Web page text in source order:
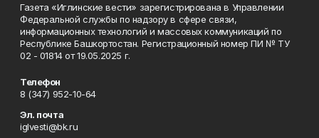
Газета «Иглинские вести» зарегистрирована в Управлении
Федеральной службы по надзору в сфере связи,
информационных технологий и массовых коммуникаций по
Республике Башкортостан. Регистрационный номер ПИ № ТУ
02 - 01814 от 19.05.2025 г.
Телефон
8 (347) 952-10-64
Эл. почта
iglvesti@bk.ru